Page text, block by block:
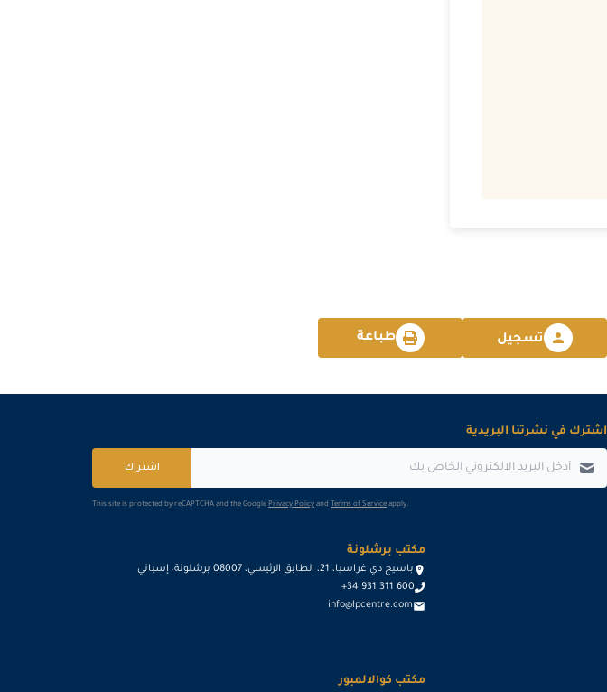
2026-12-21 برشلونة
2026-12-28 كوالا لامبور
تسجيل طباعة
اشترك في نشرتنا البريدية
اشتراك
This site is protected by reCAPTCHA and the Google Privacy Policy and Terms of Service apply.
مكتب برشلونة
باسيج دي غراسيا، 21، الطابق الرئيسي، 08007 برشلونة، إسباني
+34 931 311 600
info@lpcentre.com
مكتب كوالالمبور